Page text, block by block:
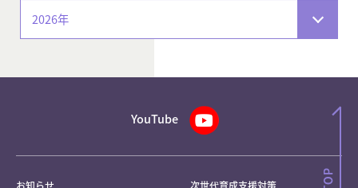
2026年
YouTube
お知らせ 次世代育成支援対策